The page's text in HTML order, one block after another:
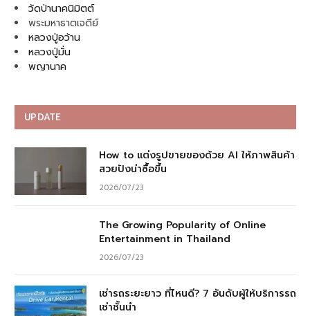
วัดป่านาคนิมิตต์
พระมหาธาตเจดีย์
หลวงปู่อว้าน
หลวงปู่มั่น
พญานาค
UPDATE
How to แต่งรูปขายของด้วย AI ให้ภาพสินค้า
สวยปังน่าซื้อขึ้น
2026/07/23
The Growing Popularity of Online
Entertainment in Thailand
2026/07/23
เช่ารถระยะยาว ที่ไหนดี? 7 อันดับผู้ให้บริการรถ
เช่าชั้นนำ